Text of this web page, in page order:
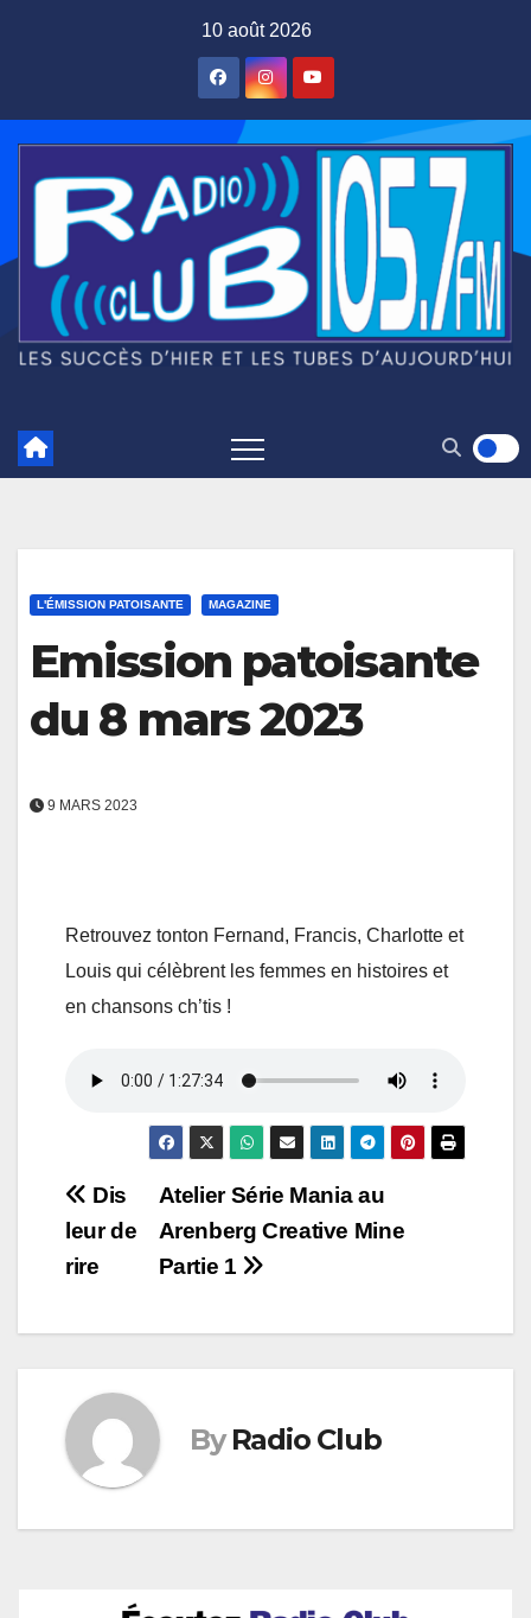
10 août 2026
L'ÉMISSION PATOISANTE MAGAZINE
Emission patoisante
du 8 mars 2023
9 MARS 2023
Retrouvez tonton Fernand, Francis, Charlotte et
Louis qui célèbrent les femmes en histoires et
en chansons ch’tis !
Navigation
de
Atelier Série Mania au
Arenberg Creative Mine
Partie 1
Dis
leur de
rire
By Radio Club